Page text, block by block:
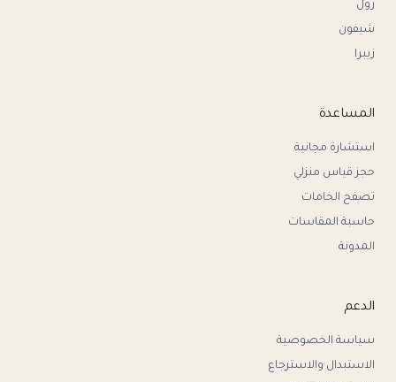
رول
شيفون
زيبرا
المساعدة
استشارة مجانية
حجز قياس منزلي
تصفح الخامات
حاسبة المقاسات
المدونة
الدعم
سياسة الخصوصية
الاستبدال والاسترجاع